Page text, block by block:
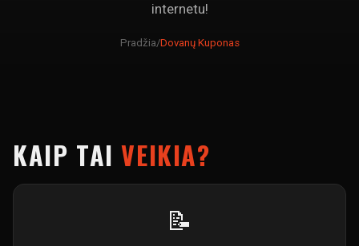
internetu!
Pradžia/Dovanų Kuponas
KAIP TAIVEIKIA?
📝